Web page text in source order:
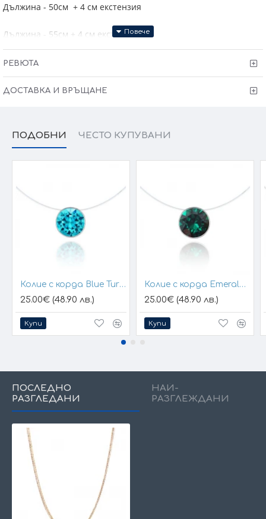
Дължина - 50см + 4 см екстензия
Дължина - 55см + 4 см екстензия
- ПРОИЗВЕДЕНО В ИТАЛИЯ
ГАРАНЦИЯ 6 МЕСЕЦА ! СЕРТИФИКАТ 925 ЗА
РЕВЮТА
ДОСТАВКА И ВРЪЩАНЕ
ПОДОБНИ ЧЕСТО КУПУВАНИ
Колие с корда Blue Turquoise
25.00€ (48.90 лв.)
Купи
Колие с корда Emerald Green
25.00€ (48.90 лв.)
Купи
ПОСЛЕДНО
РАЗГЛЕДАНИ
НАЙ-
РАЗГЛЕЖДАНИ